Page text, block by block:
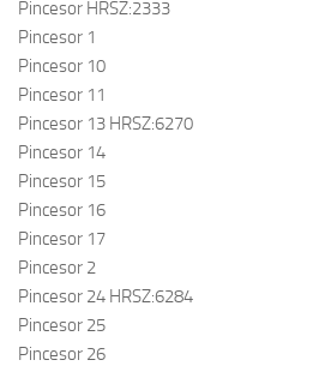
Pincesor HRSZ:2333
Pincesor 1
Pincesor 10
Pincesor 11
Pincesor 13 HRSZ:6270
Pincesor 14
Pincesor 15
Pincesor 16
Pincesor 17
Pincesor 2
Pincesor 24 HRSZ:6284
Pincesor 25
Pincesor 26